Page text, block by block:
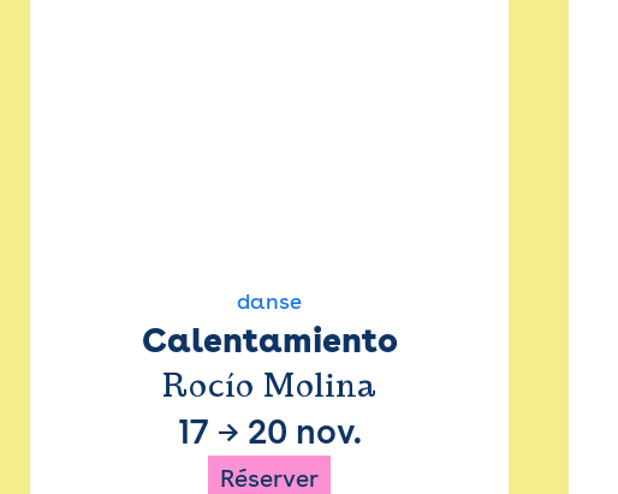
danse
Calentamiento
Rocío Molina
17 → 20 nov.
Réserver